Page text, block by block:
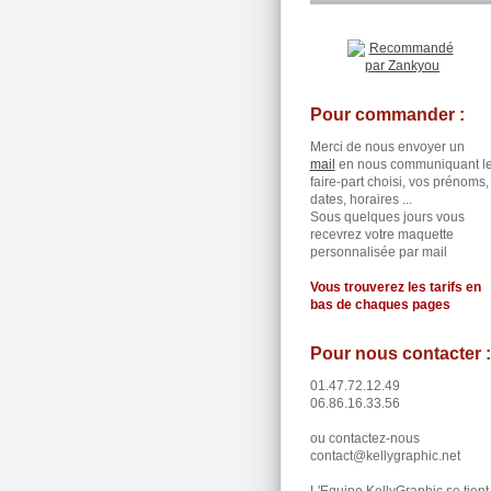
Pour commander :
Merci de nous envoyer un
mail en nous communiquant
faire-part choisi, vos prénoms,
dates, horaires ...
Sous quelques jours vous
recevrez votre maquette
personnalisée par mail
Vous trouverez les tarifs en
bas de chaques pages
Pour nous contacter :
01.47.72.12.49
06.86.16.33.56
ou contactez-nous
contact@kellygraphic.net